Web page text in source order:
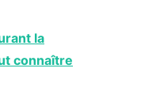
la
connaître